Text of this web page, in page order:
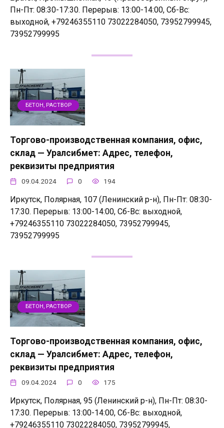
Пн-Пт: 08:30-17:30. Перерыв: 13:00-14:00, Сб-Вс:
выходной, +79246355110 73022284050, 73952799945,
73952799995
БЕТОН, РАСТВОР
Торгово-производственная компания, офис,
склад — Уралсибмет: Адрес, телефон,
реквизиты предприятия
09.04.2024 0 194
Иркутск, Полярная, 107 (Ленинский р-н), Пн-Пт: 08:30-
17:30. Перерыв: 13:00-14:00, Сб-Вс: выходной,
+79246355110 73022284050, 73952799945,
73952799995
БЕТОН, РАСТВОР
Торгово-производственная компания, офис,
склад — Уралсибмет: Адрес, телефон,
реквизиты предприятия
09.04.2024 0 175
Иркутск, Полярная, 95 (Ленинский р-н), Пн-Пт: 08:30-
17:30. Перерыв: 13:00-14:00, Сб-Вс: выходной,
+79246355110 73022284050, 73952799945,